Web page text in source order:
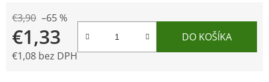
€3,90 –65 %
€1,33
€1,08 bez DPH
DO KOŠÍKA